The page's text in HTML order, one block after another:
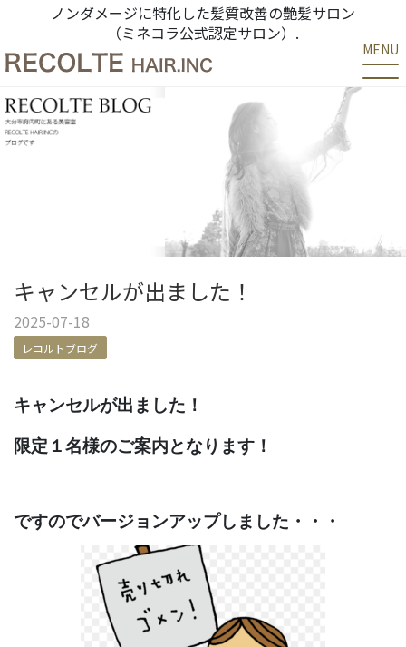
ノンダメージに特化した髪質改善の艶髪サロン
（ミネコラ公式認定サロン）.
MENU
キャンセルが出ました！
2025-07-18
レコルトブログ
キャンセルが出ました！
限定１名様のご案内となります！
ですのでバージョンアップしました・・・